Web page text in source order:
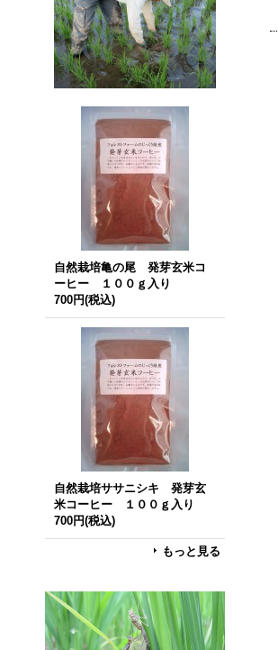
自然栽培亀の尾 発芽玄米コ
ーヒー １００ｇ入り
700円(税込)
自然栽培ササニシキ 発芽玄
米コーヒー １００ｇ入り
700円(税込)
もっと見る